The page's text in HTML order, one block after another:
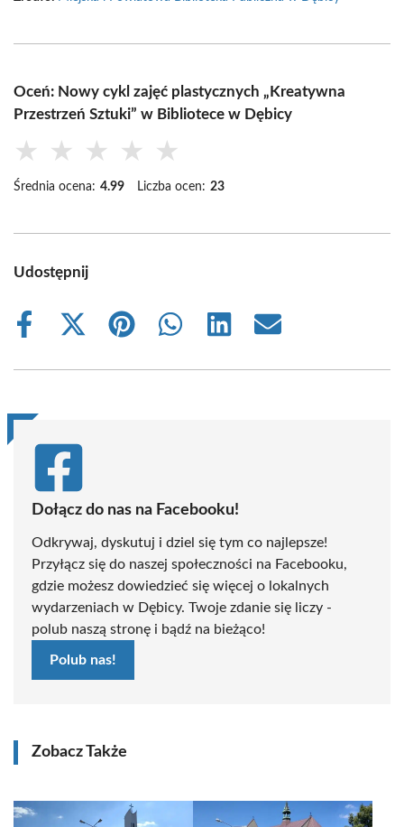
Oceń: Nowy cykl zajęć plastycznych „Kreatywna
Przestrzeń Sztuki” w Bibliotece w Dębicy
★ ★ ★ ★ ★
Średnia ocena: 4.99 Liczba ocen: 23
Udostępnij
Share
Share
(Twitter)
Share
Share
Share
Share
Dołącz do nas na Facebooku!
Odkrywaj, dyskutuj i dziel się tym co najlepsze!
Przyłącz się do naszej społeczności na Facebooku,
gdzie możesz dowiedzieć się więcej o lokalnych
wydarzeniach w Dębicy. Twoje zdanie się liczy -
polub naszą stronę i bądź na bieżąco!
Polub nas!
Zobacz Także